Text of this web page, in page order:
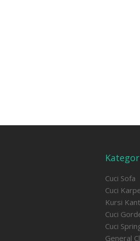
Cuci Sofa
Cuci
Kursi
Cuci
Cuci
General